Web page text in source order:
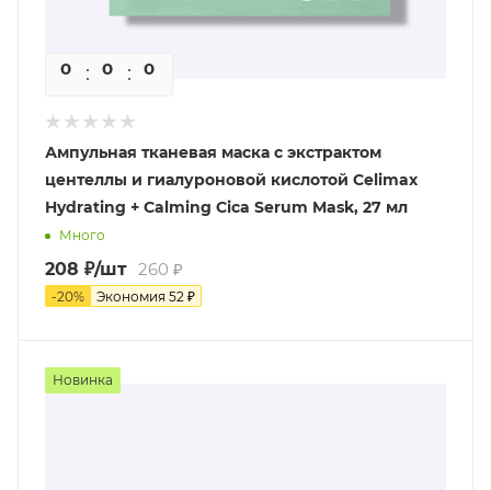
0 0 0
Ампульная тканевая маска с экстрактом
центеллы и гиалуроновой кислотой Celimax
Hydrating + Calming Cica Serum Mask, 27 мл
Много
208 ₽/шт 260 ₽
-20% Экономия 52 ₽
Новинка